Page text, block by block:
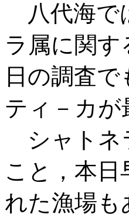
八代海で
ラ属に関
日の調査
ティ－カが
シャトネ
こと，本日
れた漁場も